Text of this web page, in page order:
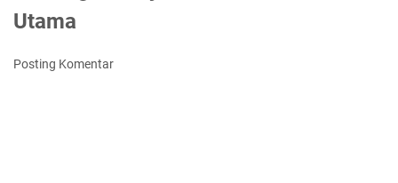
Utama
Posting Komentar